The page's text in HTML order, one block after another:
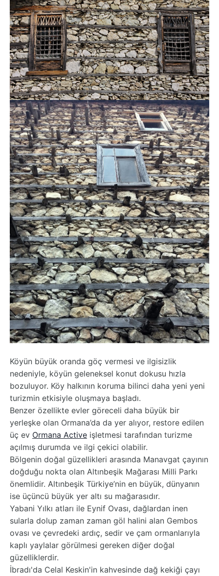
Köyün büyük oranda göç vermesi ve ilgisizlik
nedeniyle, köyün geleneksel konut dokusu hızla
bozuluyor. Köy halkının koruma bilinci daha yeni yeni
turizmin etkisiyle oluşmaya başladı.
Benzer özellikte evler göreceli daha büyük bir
yerleşke olan Ormana’da da yer alıyor, restore edilen
üç ev Ormana Active işletmesi tarafından turizme
açılmış durumda ve ilgi çekici olabilir.
Bölgenin doğal güzellikleri arasında Manavgat çayının
doğduğu nokta olan Altınbeşik Mağarası Milli Parkı
önemlidir. Altınbeşik Türkiye’nin en büyük, dünyanın
ise üçüncü büyük yer altı su mağarasıdır.
Yabani Yılkı atları ile Eynif Ovası, dağlardan inen
sularla dolup zaman zaman göl halini alan Gembos
ovası ve çevredeki ardıç, sedir ve çam ormanlarıyla
kaplı yaylalar görülmesi gereken diğer doğal
güzelliklerdir.
İbradı'da Celal Keskin'in kahvesinde dağ kekiği çayı